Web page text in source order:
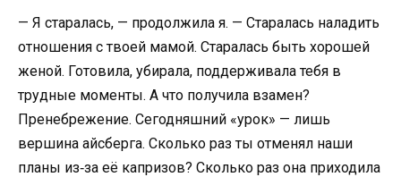
— Я старалась, — продолжила я. — Старалась наладить
отношения с твоей мамой. Старалась быть хорошей
женой. Готовила, убирала, поддерживала тебя в
трудные моменты. А что получила взамен?
Пренебрежение. Сегодняшний «урок» — лишь
вершина айсберга. Сколько раз ты отменял наши
планы из‑за её капризов? Сколько раз она приходила